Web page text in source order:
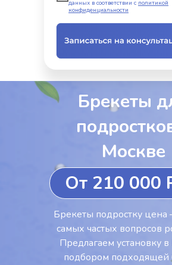
данных в соответствии с политикой
конфиденциальности
Брекеты
Москве
Брекеты подростку
самых частых вопросов
Предлагаем установку
подбором подходящей
От 210 000